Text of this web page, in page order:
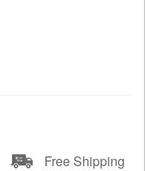
Free Shipping